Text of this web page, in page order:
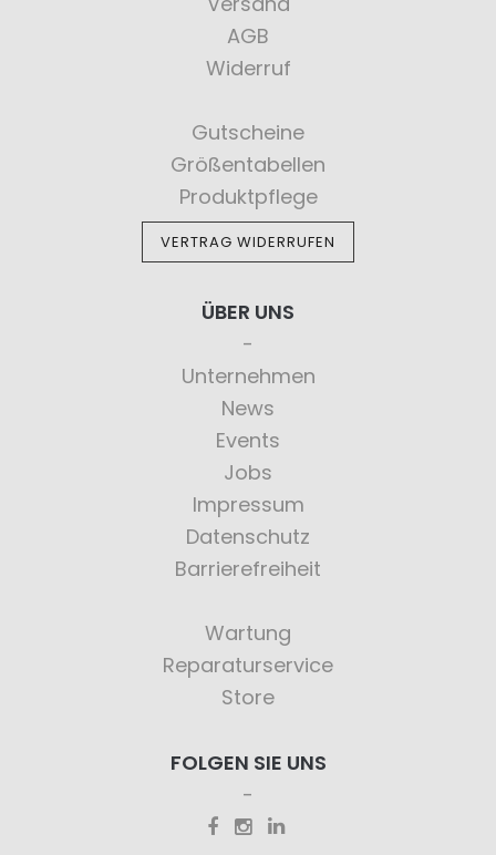
AGB
Widerruf
Gutscheine
Größentabellen
Produktpflege
VERTRAG WIDERRUFEN
ÜBER UNS
Unternehmen
News
Events
Jobs
Impressum
Datenschutz
Barrierefreiheit
Wartung
Reparaturservice
Store
FOLGEN SIE UNS